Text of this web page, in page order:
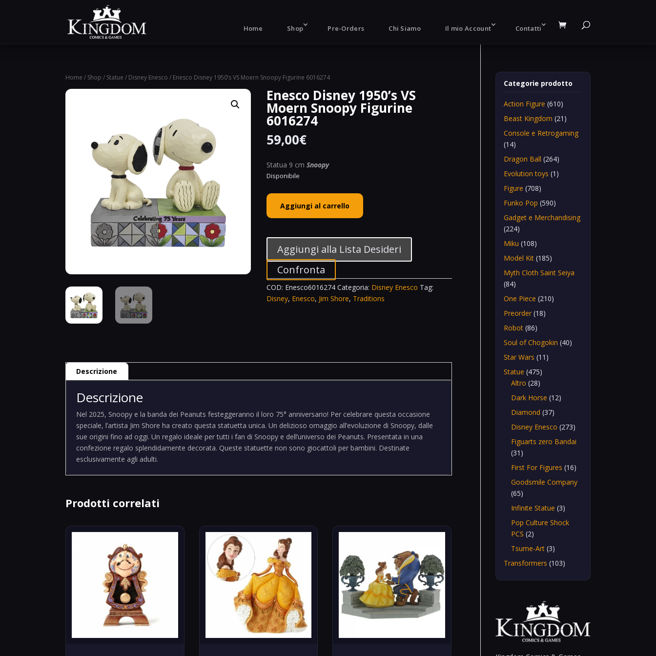
Home Shop Pre-Orders Chi Siamo Il mio Account Contatti
Home / Shop / Statue / Disney Enesco / Enesco Disney 1950’s VS Moern Snoopy Figurine 6016274
Enesco Disney 1950’s VS
Moern Snoopy Figurine
6016274
59,00€
Statua 9 cmSnoopy
Disponibile
Enesco
Disney
1950's
Snoopy
Figurine
6016274
quantità
Aggiungi al carrello
Aggiungi alla Lista Desideri
Confronta
COD: Enesco6016274 Categoria: Disney Enesco Tag:
Disney, Enesco, Jim Shore, Traditions
Descrizione
Descrizione
Nel 2025, Snoopy e la banda dei Peanuts festeggeranno il loro 75° anniversario! Per celebrare questa occasione
speciale, l’artista Jim Shore ha creato questa statuetta unica. Un delizioso omaggio all’evoluzione di Snoopy, dalle
sue origini fino ad oggi. Un regalo ideale per tutti i fan di Snoopy e dell’universo dei Peanuts. Presentata in una
confezione regalo splendidamente decorata. Queste statuette non sono giocattoli per bambini. Destinate
esclusivamente agli adulti.
Prodotti correlati
Categorie prodotto
Action Figure (610)
Beast Kingdom (21)
Console e Retrogaming
(14)
Dragon Ball (264)
Evolution toys (1)
Figure (708)
Funko Pop (590)
Gadget e Merchandising
(224)
Miku (108)
Model Kit (185)
Myth Cloth Saint Seiya
(84)
One Piece (210)
Preorder (18)
Robot (86)
Soul of Chogokin (40)
Star Wars (11)
Statue (475)
Altro (28)
Dark Horse (12)
Diamond (37)
Disney Enesco (273)
Figuarts zero Bandai
(31)
First For Figures (16)
Goodsmile Company
(65)
Infinite Statue (3)
Pop Culture Shock
PCS (2)
Tsume-Art (3)
Transformers (103)